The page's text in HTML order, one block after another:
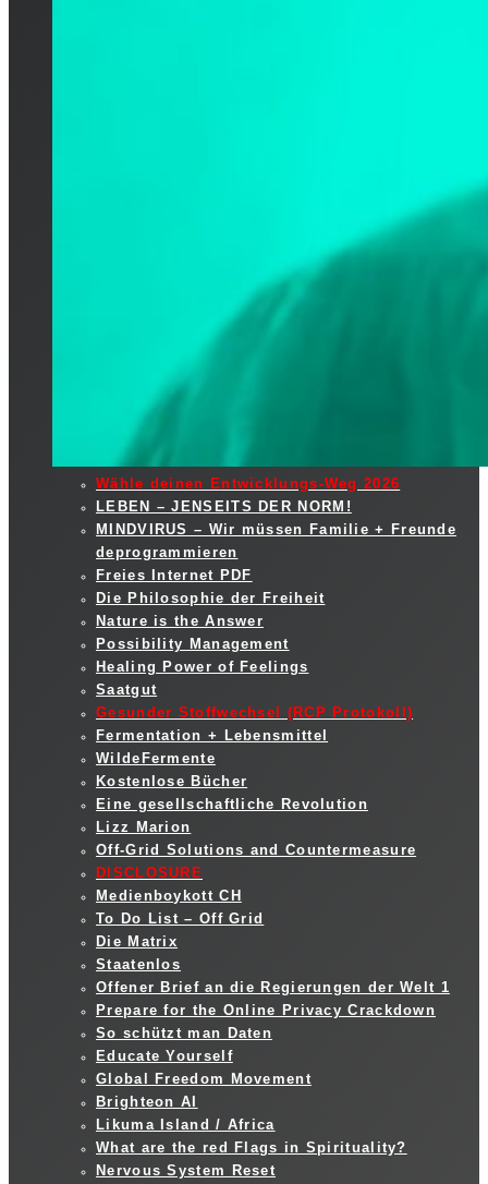
Wähle deinen Entwicklungs-Weg 2026
LEBEN – JENSEITS DER NORM!
MINDVIRUS – Wir müssen Familie + Freunde
deprogrammieren
Freies Internet PDF
Die Philosophie der Freiheit
Nature is the Answer
Possibility Management
Healing Power of Feelings
Saatgut
Gesunder Stoffwechsel (RCP Protokoll)
Fermentation + Lebensmittel
WildeFermente
Kostenlose Bücher
Eine gesellschaftliche Revolution
Lizz Marion
Off-Grid Solutions and Countermeasure
DISCLOSURE
Medienboykott CH
To Do List – Off Grid
Die Matrix
Staatenlos
Offener Brief an die Regierungen der Welt 1
Prepare for the Online Privacy Crackdown
So schützt man Daten
Educate Yourself
Global Freedom Movement
Brighteon AI
Likuma Island / Africa
What are the red Flags in Spirituality?
Nervous System Reset